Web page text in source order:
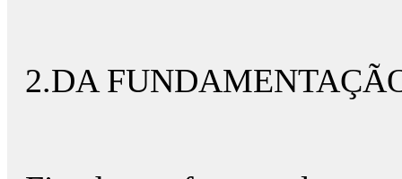
2.DA